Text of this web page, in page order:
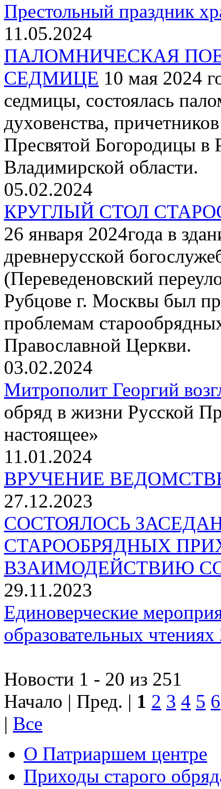
Престольный праздник
11.05.2024
ПАЛОМНИЧЕСКАЯ
СЕДМИЦЕ 10 мая 2024
седмицы, состоялась
духовенства,
Пресвятой Богородицы в
Владимирской области.
05.02.2024
КРУГЛЫЙ СТОЛ
26 января 2024года в
древнерусской
(Переведеновский
Рубцове г. Москвы был
проблемам
Православной Церкви.
03.02.2024
Митрополит Георгий
обряд в жизни Русской
настоящее»
11.01.2024
ВРУЧЕНИЕ
27.12.2023
СОСТОЯЛОСЬ
СТАРООБРЯДНЫХ
ВЗАИМОДЕЙСТВИЮ
29.11.2023
Единоверческие
образовательных чтениях
Новости 1 - 20 из 251
Начало | Пред. | 1 2 3 4 5 6
| Все
О Патриаршем центре
Приходы старого